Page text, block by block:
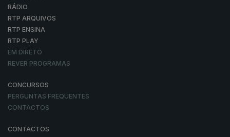
RÁDIO
RTP ARQUIVOS
RTP ENSINA
RTP PLAY
EM DIRETO
REVER PROGRAMAS
CONCURSOS
PERGUNTAS FREQUENTES
CONTACTOS
CONTACTOS